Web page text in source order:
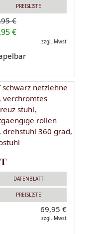
PREISLISTE
€
€
zzgl. Mwst
DATENBLATT
PREISLISTE
69,95 €
zzgl. Mwst